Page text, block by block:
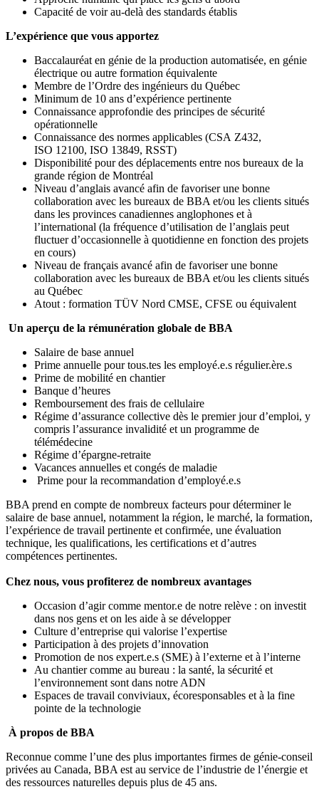
Capacité de voir au-delà des standards établis
L’expérience que vous apportez
Baccalauréat en génie de la production automatisée, en génie
électrique ou autre formation équivalente
Membre de l’Ordre des ingénieurs du Québec
Minimum de 10 ans d’expérience pertinente
Connaissance approfondie des principes de sécurité
opérationnelle
Connaissance des normes applicables (CSA Z432,
ISO 12100, ISO 13849, RSST)
Disponibilité pour des déplacements entre nos bureaux de la
grande région de Montréal
Niveau d’anglais avancé afin de favoriser une bonne
collaboration avec les bureaux de BBA et/ou les clients situés
dans les provinces canadiennes anglophones et à
l’international (la fréquence d’utilisation de l’anglais peut
fluctuer d’occasionnelle à quotidienne en fonction des projets
en cours)
Niveau de français avancé afin de favoriser une bonne
collaboration avec les bureaux de BBA et/ou les clients situés
au Québec
Atout : formation TÜV Nord CMSE, CFSE ou équivalent
Un aperçu de la rémunération globale de BBA
Salaire de base annuel
Prime annuelle pour tous.tes les employé.e.s régulier.ère.s
Prime de mobilité en chantier
Banque d’heures
Remboursement des frais de cellulaire
Régime d’assurance collective dès le premier jour d’emploi, y
compris l’assurance invalidité et un programme de
télémédecine
Régime d’épargne-retraite
Vacances annuelles et congés de maladie
Prime pour la recommandation d’employé.e.s
BBA prend en compte de nombreux facteurs pour déterminer le
salaire de base annuel, notamment la région, le marché, la formation,
l’expérience de travail pertinente et confirmée, une évaluation
technique, les qualifications, les certifications et d’autres
compétences pertinentes.
Chez nous, vous profiterez de nombreux avantages
Occasion d’agir comme mentor.e de notre relève : on investit
dans nos gens et on les aide à se développer
Culture d’entreprise qui valorise l’expertise
Participation à des projets d’innovation
Promotion de nos expert.e.s (SME) à l’externe et à l’interne
Au chantier comme au bureau : la santé, la sécurité et
l’environnement sont dans notre ADN
Espaces de travail conviviaux, écoresponsables et à la fine
pointe de la technologie
À propos de BBA
Reconnue comme l’une des plus importantes firmes de génie-conseil
privées au Canada, BBA est au service de l’industrie de l’énergie et
des ressources naturelles depuis plus de 45 ans.